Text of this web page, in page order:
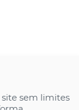
site sem limites